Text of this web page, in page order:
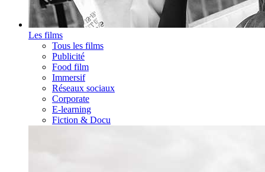
Les films
Tous les films
Publicité
Food film
Immersif
Réseaux sociaux
Corporate
E-learning
Fiction & Docu